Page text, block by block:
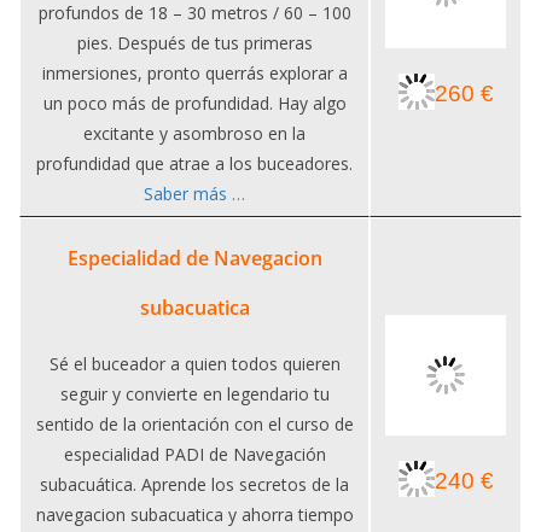
profundos de 18 – 30 metros / 60 – 100
pies. Después de tus primeras
inmersiones, pronto querrás explorar a
un poco más de profundidad. Hay algo
excitante y asombroso en la
profundidad que atrae a los buceadores.
Saber más …
260 €
Especialidad de Navegacion
subacuatica
Sé el buceador a quien todos quieren
seguir y convierte en legendario tu
sentido de la orientación con el curso de
especialidad PADI de Navegación
subacuática. Aprende los secretos de la
navegacion subacuatica y ahorra tiempo
240 €